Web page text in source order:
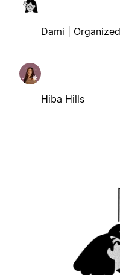
Dami |
Hiba Hills